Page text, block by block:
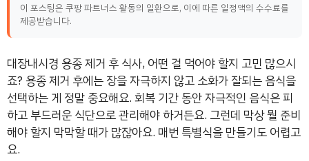
이 포스팅은 쿠팡 파트너스 활동의 일환으로, 이에 따른 일정액의 수수료를
제공받습니다.
대장내시경 용종 제거 후 식사, 어떤 걸 먹어야 할지 고민 많으시
죠? 용종 제거 후에는 장을 자극하지 않고 소화가 잘되는 음식을
선택하는 게 정말 중요해요. 회복 기간 동안 자극적인 음식은 피
하고 부드러운 식단으로 관리해야 하거든요. 그런데 막상 뭘 준비
해야 할지 막막할 때가 많잖아요. 매번 특별식을 만들기도 어렵고
요.